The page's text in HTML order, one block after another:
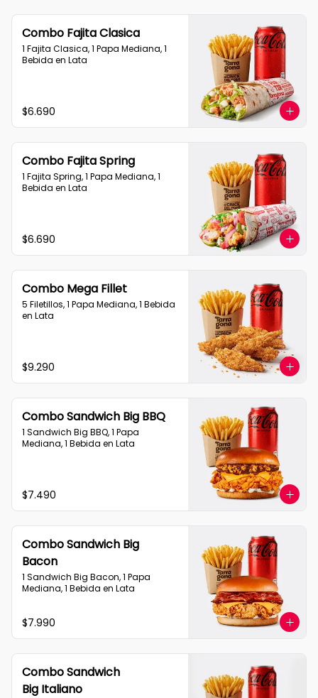
Combo Fajita Clasica
1 Fajita Clasica, 1 Papa Mediana, 1
Bebida en Lata
$6.690
Combo Fajita Spring
1 Fajita Spring, 1 Papa Mediana, 1
Bebida en Lata
$6.690
Combo Mega Fillet
5 Filetillos, 1 Papa Mediana, 1 Bebida
en Lata
$9.290
Combo Sandwich Big BBQ
1 Sandwich Big BBQ, 1 Papa
Mediana, 1 Bebida en Lata
$7.490
Combo Sandwich Big
Bacon
1 Sandwich Big Bacon, 1 Papa
Mediana, 1 Bebida en Lata
$7.990
Combo Sandwich
Big Italiano